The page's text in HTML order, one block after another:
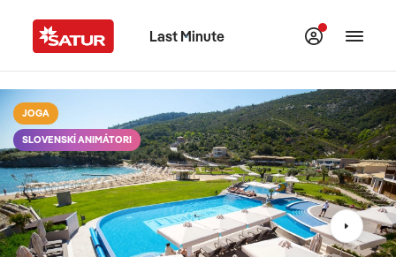
Last Minute
JOGA
SLOVENSKÍ ANIMÁTORI